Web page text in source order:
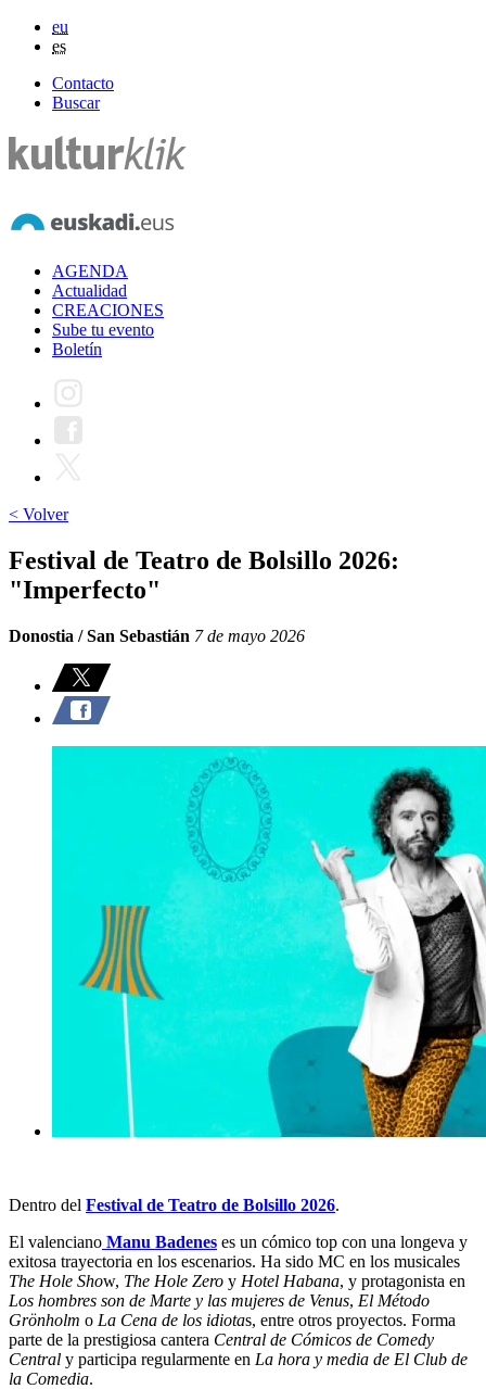
eu
es
Contacto
Buscar
AGENDA
Actualidad
CREACIONES
Sube tu evento
Boletín
< Volver
Festival de Teatro de Bolsillo 2026:
"Imperfecto"
Donostia / San Sebastián 7 de mayo 2026
Dentro del Festival de Teatro de Bolsillo 2026.
El valenciano Manu Badenes es un cómico top con una longeva y
exitosa trayectoria en los escenarios. Ha sido MC en los musicales
The Hole Show, The Hole Zero y Hotel Habana, y protagonista en
Los hombres son de Marte y las mujeres de Venus, El Método
Grönholm o La Cena de los idiotas, entre otros proyectos. Forma
parte de la prestigiosa cantera Central de Cómicos de Comedy
Central y participa regularmente en La hora y media de El Club de
la Comedia.